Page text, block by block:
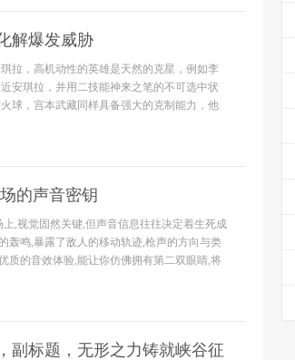
解爆发威胁
拉，高机动性的英雄是天然的克星，例如李
安琪拉，并用二技能神来之笔的不可选中状
球，宫本武藏同样具备强大的克制能力，他
的声音密钥
,视觉固然关键,但声音信息往往决定着生死成
轰鸣,暴露了敌人的移动轨迹,枪声的方向与类
质的音效体验,能让你仿佛拥有第二双眼睛,将
副标题，无形之力铸就峡谷征